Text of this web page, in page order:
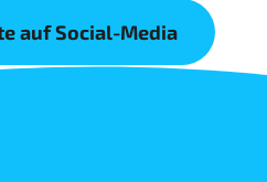
auf Social-Media